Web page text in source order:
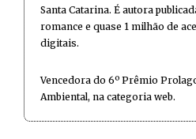
Santa Catarina. É autora
romance e quase 1 milhão de
digitais.
Vencedora do 6º Prêmio
Ambiental, na categoria web.